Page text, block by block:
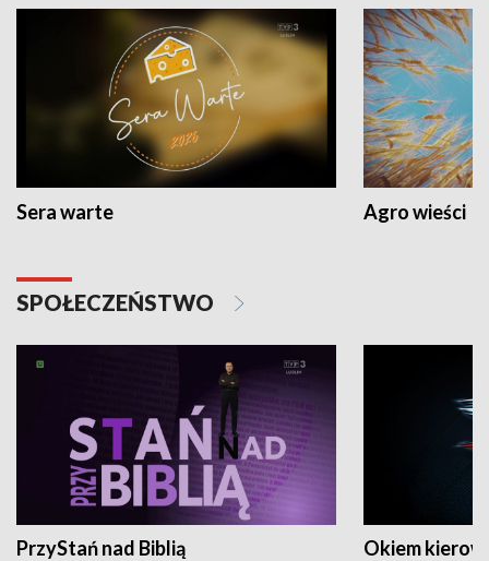
Sera warte Agro wieści
SPOŁECZEŃSTWO
PrzyStań nad Biblią Okiem